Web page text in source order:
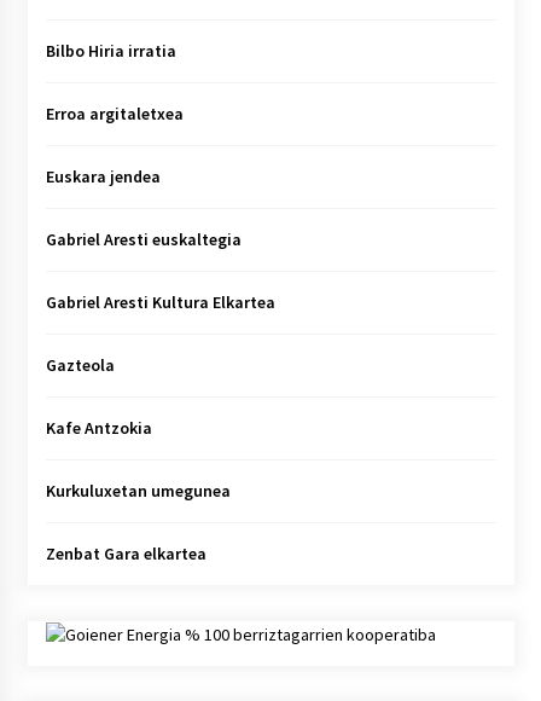
Bilbo Hiria irratia
Erroa argitaletxea
Euskara jendea
Gabriel Aresti euskaltegia
Gabriel Aresti Kultura Elkartea
Gazteola
Kafe Antzokia
Kurkuluxetan umegunea
Zenbat Gara elkartea